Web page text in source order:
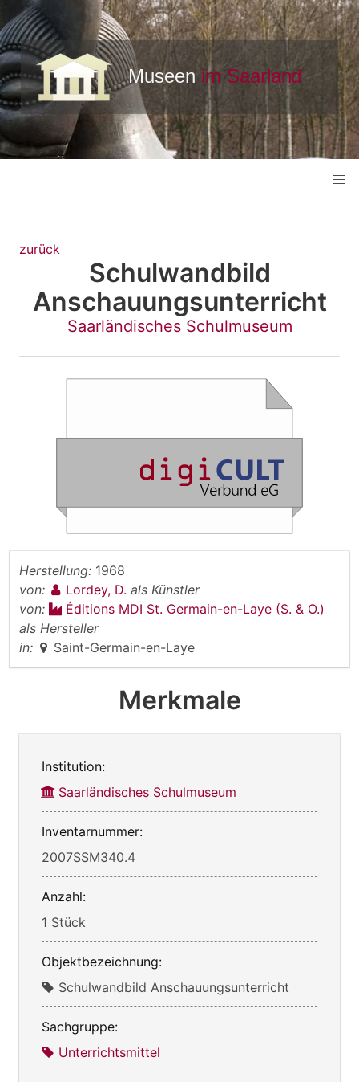
zurück
Schulwandbild
Anschauungsunterricht
Saarländisches Schulmuseum
Herstellung: 1968
von:
Lordey, D. als Künstler
von:
Éditions MDI St. Germain-en-Laye (S. & O.)
als Hersteller
in:
Saint-Germain-en-Laye
Merkmale
Institution:
Saarländisches Schulmuseum
Inventarnummer:
2007SSM340.4
Anzahl:
1 Stück
Objektbezeichnung:
Schulwandbild Anschauungsunterricht
Sachgruppe:
Unterrichtsmittel